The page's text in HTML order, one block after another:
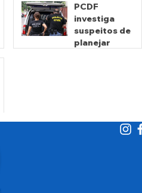
PCDF
investiga
suspeitos de
planejar